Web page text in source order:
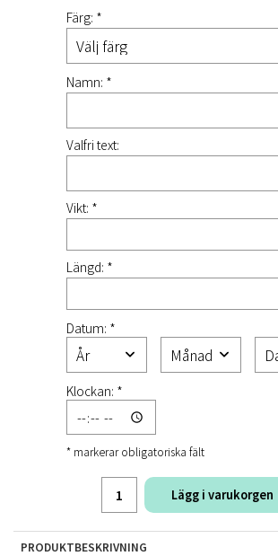
Färg: *
Namn: *
Valfri text:
Vikt: *
Längd: *
Datum: *
Klockan: *
* markerar obligatoriska fält
Lägg i varukorgen
PRODUKTBESKRIVNING